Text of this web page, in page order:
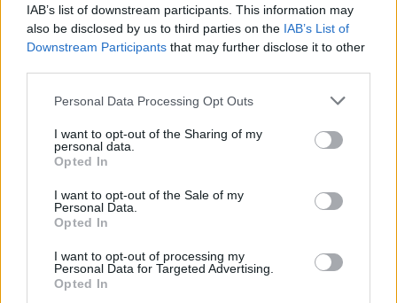
IAB’s list of downstream participants. This information may
also be disclosed by us to third parties on the IAB’s List of
Downstream Participants that may further disclose it to other
Personal Data Processing Opt Outs
I want to opt-out of the Sharing of my
personal data.
Opted In
I want to opt-out of the Sale of my
Personal Data.
Opted In
I want to opt-out of processing my
Personal Data for Targeted Advertising.
Opted In
PUSL (D. Voiculescu)
PNȚCD (Pavelescu)
PNCR (Terheș)
Partidul Patrioților (Surugiu)
România pe Primul Loc (Ponta)
Arhiva sondajelor